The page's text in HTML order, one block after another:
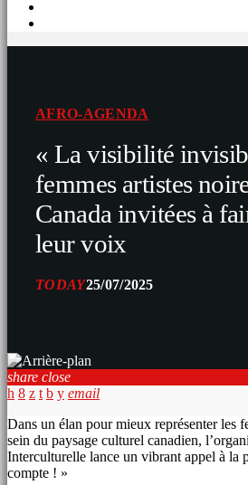
AFRO-AGENDA
« La visibilité
femmes artistes
Canada invitées à
leur voix
TODAY25/07/2025
share close
email
Dans un élan pour mieux représenter les
sein du paysage culturel canadien,
Interculturelle lance un vibrant appel à la
compte ! »